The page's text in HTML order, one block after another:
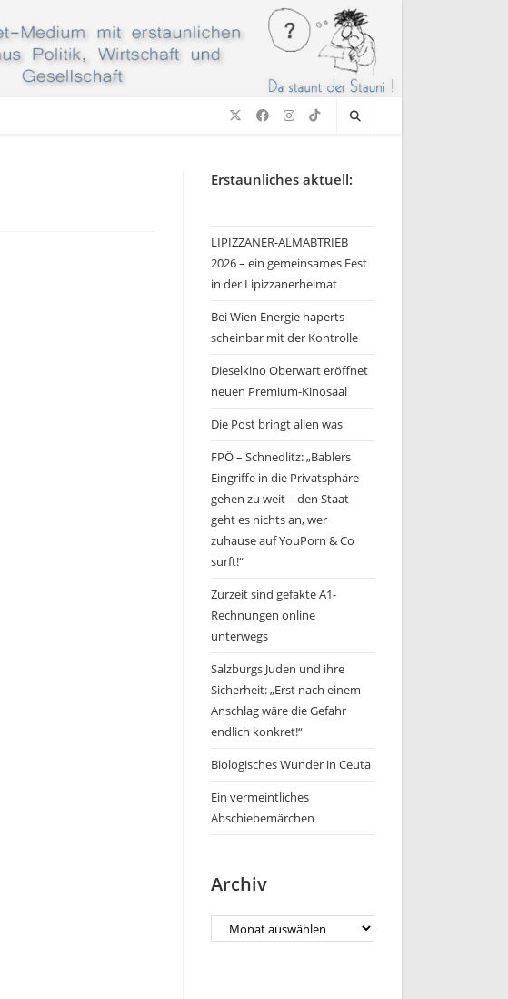
Erstaunliches aktuell:
LIPIZZANER-ALMABTRIEB
2026 – ein gemeinsames Fest
in der Lipizzanerheimat
Bei Wien Energie haperts
scheinbar mit der Kontrolle
Dieselkino Oberwart eröffnet
neuen Premium-Kinosaal
Die Post bringt allen was
FPÖ – Schnedlitz: „Bablers
Eingriffe in die Privatsphäre
gehen zu weit – den Staat
geht es nichts an, wer
zuhause auf YouPorn & Co
surft!“
Zurzeit sind gefakte A1-
Rechnungen online
unterwegs
Salzburgs Juden und ihre
Sicherheit: „Erst nach einem
Anschlag wäre die Gefahr
endlich konkret!“
Biologisches Wunder in Ceuta
Ein vermeintliches
Abschiebemärchen
Archiv
Archiv